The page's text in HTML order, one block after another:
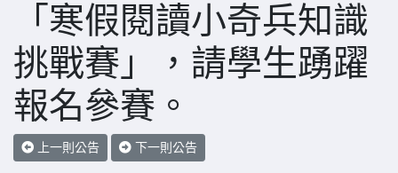
「寒假閱讀小奇兵知識
挑戰賽」，請學生踴躍
報名參賽。
上一則公告 下一則公告